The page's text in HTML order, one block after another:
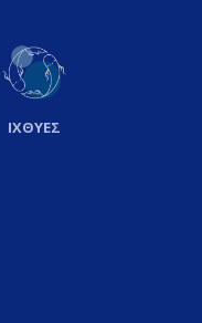
ΙΧΘΥΕΣ